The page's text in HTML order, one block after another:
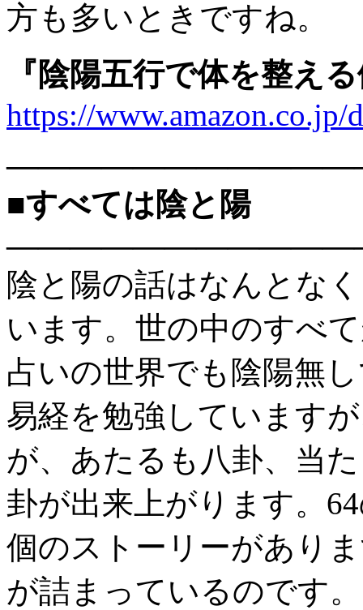
方も多いときですね。
『陰陽五行で体を整え
https://
■すべては陰と陽
陰と陽の話はなんとな
います。世の中のすべ
占いの世界でも陰陽無
易経を勉強しています
が、あたるも八卦、当
卦が出来上がります。
個のストーリーがあり
が詰まっているのです。